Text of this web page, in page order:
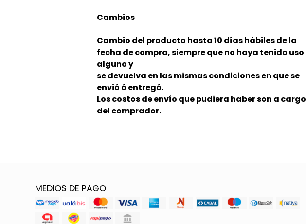
Cambios
Cambio del producto hasta 10 días hábiles de la
fecha de compra, siempre que no haya tenido uso
alguno y
se devuelva en las mismas condiciones en que se
envió ó entregó.
Los costos de envío que pudiera haber son a cargo
del comprador.
MEDIOS DE PAGO